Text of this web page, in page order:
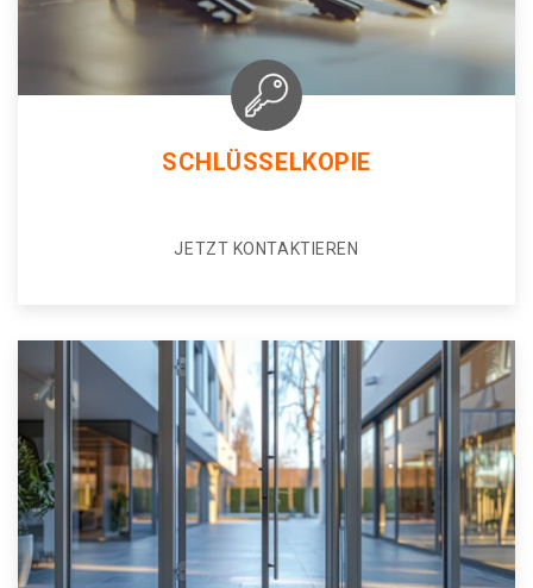
SCHLÜSSELKOPIE
JETZT KONTAKTIEREN